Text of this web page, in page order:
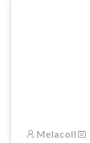
Melacoll